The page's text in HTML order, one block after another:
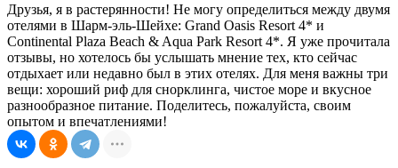
Друзья, я в растерянности! Не могу определиться между двумя
отелями в Шарм-эль-Шейхе: Grand Oasis Resort 4* и
Continental Plaza Beach & Aqua Park Resort 4*. Я уже прочитала
отзывы, но хотелось бы услышать мнение тех, кто сейчас
отдыхает или недавно был в этих отелях. Для меня важны три
вещи: хороший риф для снорклинга, чистое море и вкусное
разнообразное питание. Поделитесь, пожалуйста, своим
опытом и впечатлениями!